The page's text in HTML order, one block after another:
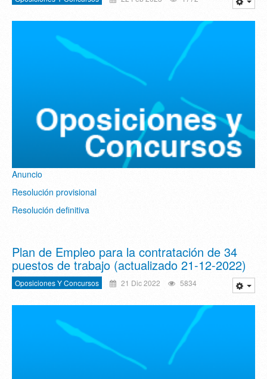
Anuncio
Resolución provisional
Resolución definitiva
Plan de Empleo para la contratación de 34
puestos de trabajo (actualizado 21-12-2022)
Oposiciones Y Concursos 21 Dic 2022 5834